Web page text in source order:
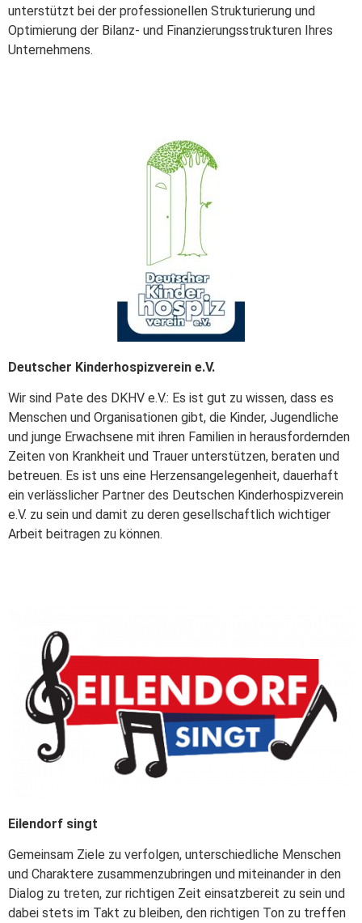
unterstützt bei der professionellen Strukturierung und
Optimierung der Bilanz- und Finanzierungsstrukturen Ihres
Unternehmens.
Deutscher Kinderhospizverein e.V.
Wir sind Pate des DKHV e.V.: Es ist gut zu wissen, dass es
Menschen und Organisationen gibt, die Kinder, Jugendliche
und junge Erwachsene mit ihren Familien in herausfordernden
Zeiten von Krankheit und Trauer unterstützen, beraten und
betreuen. Es ist uns eine Herzensangelegenheit, dauerhaft
ein verlässlicher Partner des Deutschen Kinderhospizverein
e.V. zu sein und damit zu deren gesellschaftlich wichtiger
Arbeit beitragen zu können.
Eilendorf singt
Gemeinsam Ziele zu verfolgen, unterschiedliche Menschen
und Charaktere zusammenzubringen und miteinander in den
Dialog zu treten, zur richtigen Zeit einsatzbereit zu sein und
dabei stets im Takt zu bleiben, den richtigen Ton zu treffen